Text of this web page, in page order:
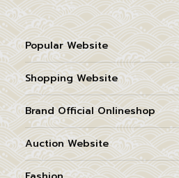
Popular Website
Shopping Website
Brand Official Onlineshop
Auction Website